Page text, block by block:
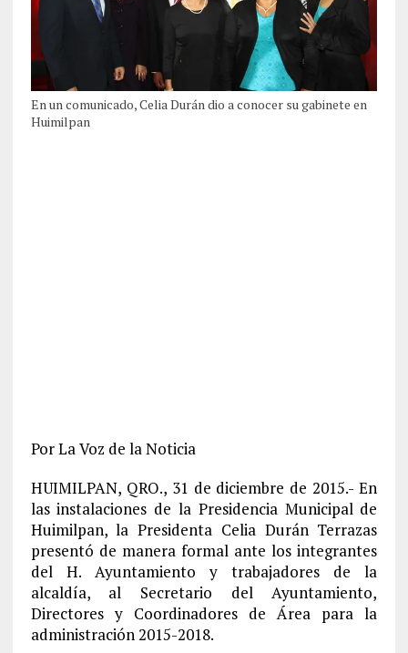
En un comunicado, Celia Durán dio a conocer su gabinete en
Huimilpan
Por La Voz de la Noticia
HUIMILPAN, QRO., 31 de diciembre de 2015.- En
las instalaciones de la Presidencia Municipal de
Huimilpan, la Presidenta Celia Durán Terrazas
presentó de manera formal ante los integrantes
del H. Ayuntamiento y trabajadores de la
alcaldía, al Secretario del Ayuntamiento,
Directores y Coordinadores de Área para la
administración 2015-2018.